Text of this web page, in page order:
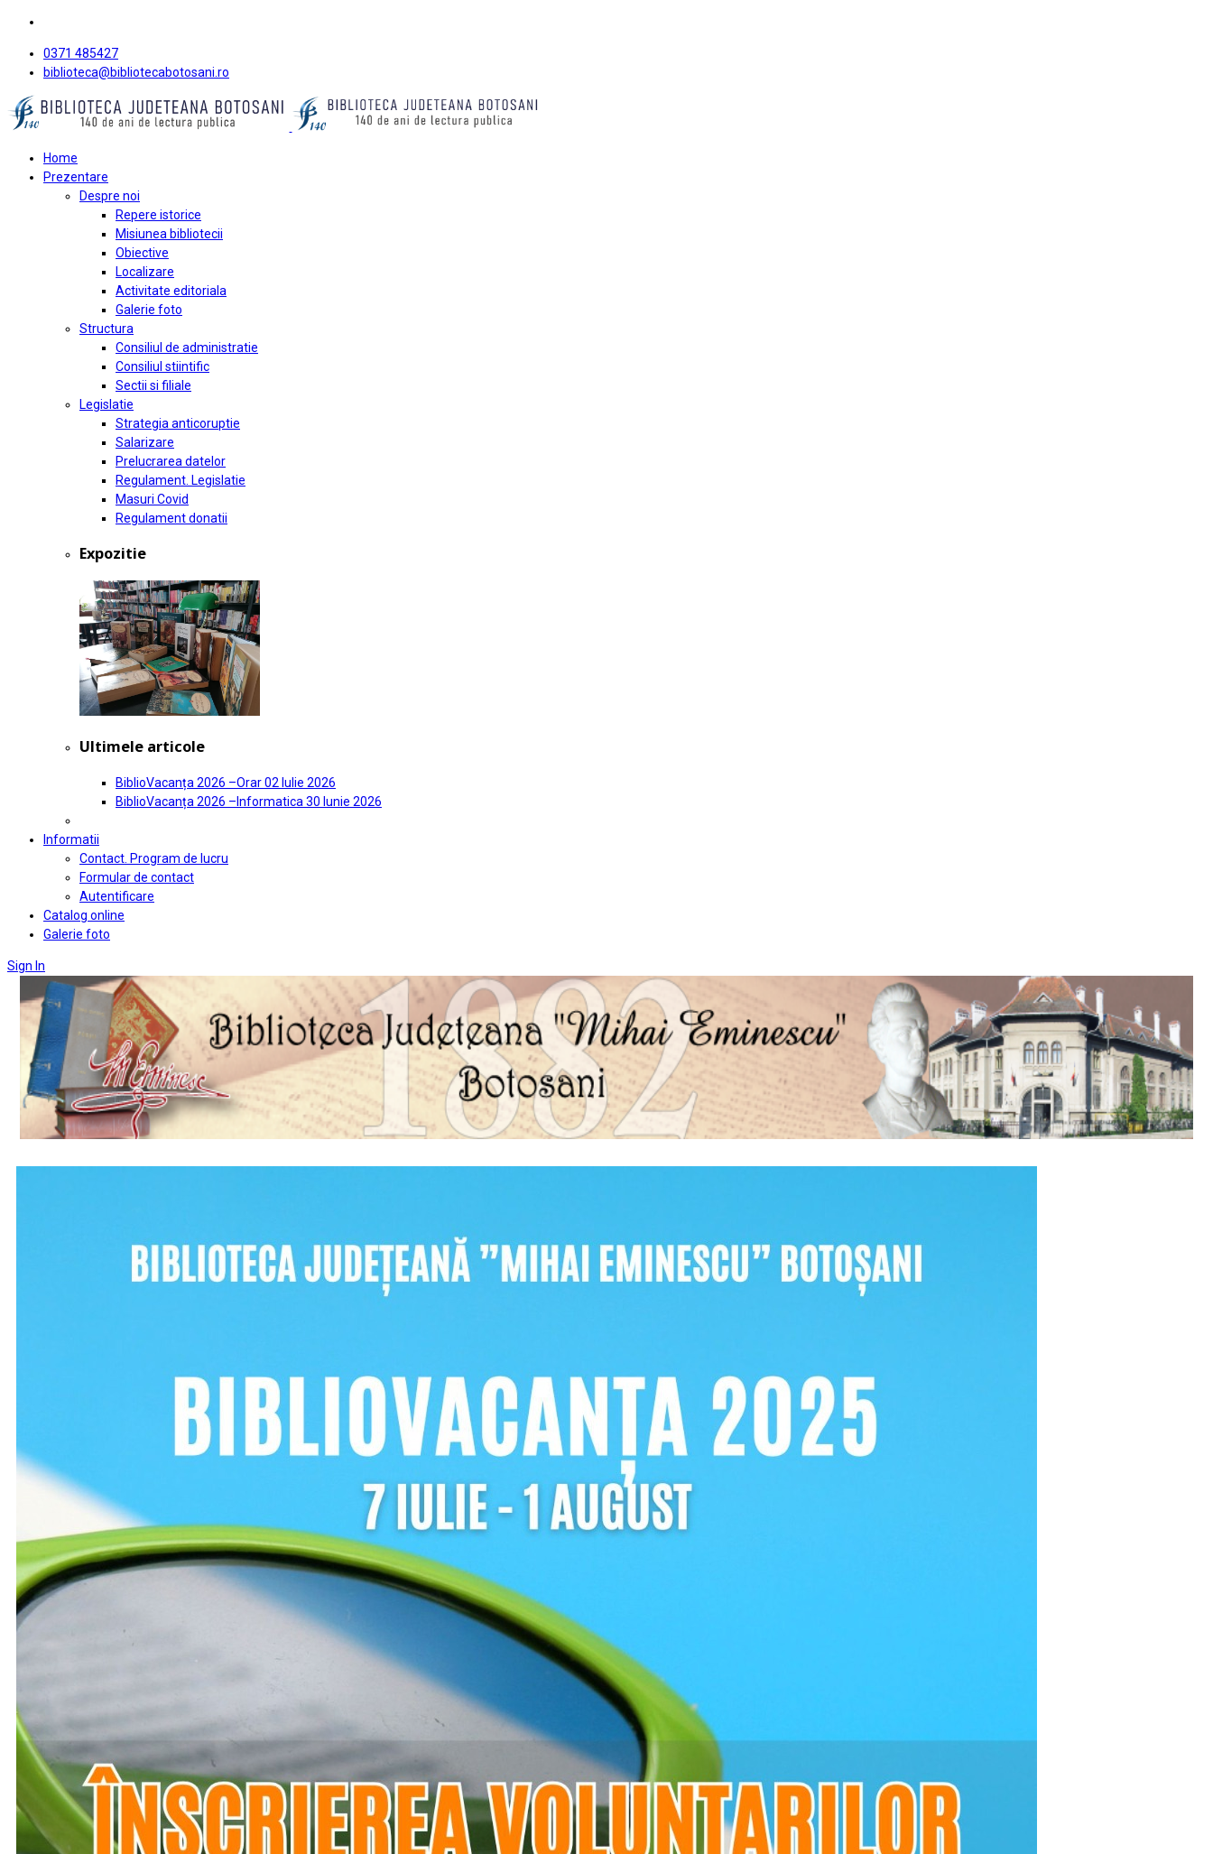
0371 485427
biblioteca@bibliotecabotosani.ro
Home
Prezentare
Despre noi
Repere istorice
Misiunea bibliotecii
Obiective
Localizare
Activitate editoriala
Galerie foto
Structura
Consiliul de administratie
Consiliul stiintific
Sectii si filiale
Legislatie
Strategia anticoruptie
Salarizare
Prelucrarea datelor
Regulament. Legislatie
Masuri Covid
Regulament donatii
Expozitie
Ultimele articole
BiblioVacanța 2026 –Orar02 Iulie 2026
BiblioVacanța 2026 –Informatica 30 Iunie 2026
Informatii
Contact. Program de lucru
Formular de contact
Autentificare
Catalog online
Galerie foto
Sign In